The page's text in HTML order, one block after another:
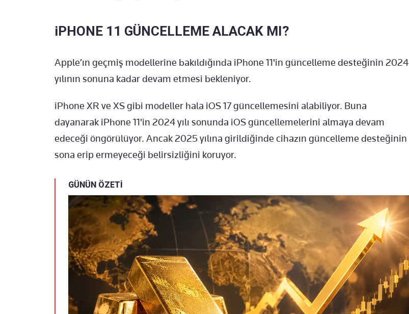
iPHONE 11 GÜNCELLEME ALACAK MI?
Apple’ın geçmiş modellerine bakıldığında iPhone 11'in güncelleme desteğinin 2024
yılının sonuna kadar devam etmesi bekleniyor.
iPhone XR ve XS gibi modeller hala iOS 17 güncellemesini alabiliyor. Buna
dayanarak iPhone 11'in 2024 yılı sonunda iOS güncellemelerini almaya devam
edeceği öngörülüyor. Ancak 2025 yılına girildiğinde cihazın güncelleme desteğinin
sona erip ermeyeceği belirsizliğini koruyor.
GÜNÜN ÖZETİ